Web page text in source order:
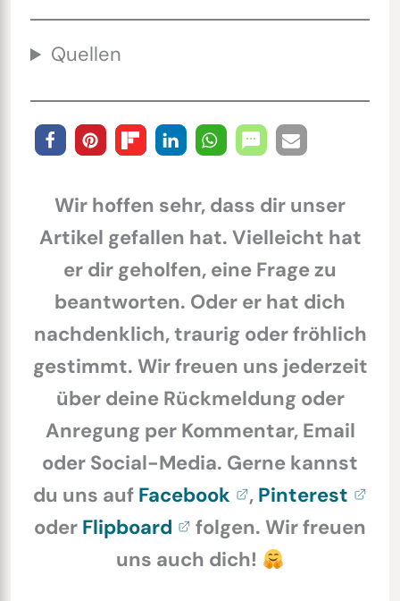
Quellen
Wir hoffen sehr, dass dir unser
Artikel gefallen hat. Vielleicht hat
er dir geholfen, eine Frage zu
beantworten. Oder er hat dich
nachdenklich, traurig oder fröhlich
gestimmt. Wir freuen uns jederzeit
über deine Rückmeldung oder
Anregung per Kommentar, Email
oder Social-Media. Gerne kannst
du uns auf Facebook , Pinterest
oder Flipboard
folgen. Wir freuen
uns auch dich!